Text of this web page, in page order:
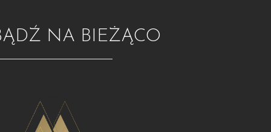
NA BIEŻĄCO